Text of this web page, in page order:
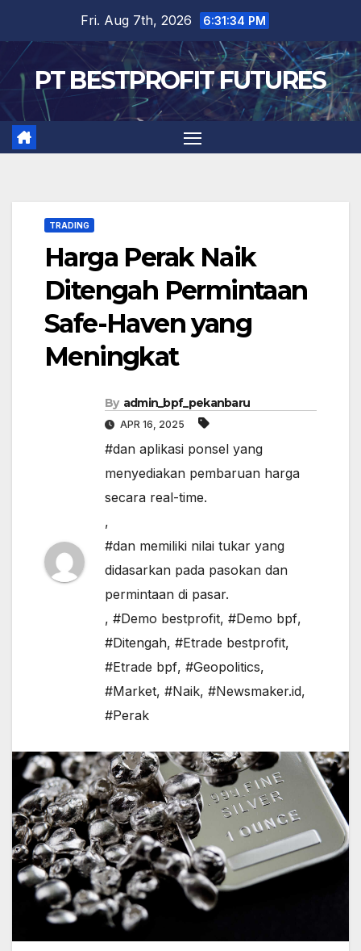
content
Fri. Aug 7th, 2026 6:31:34 PM
PT BESTPROFIT FUTURES
TRADING
Harga Perak Naik
Ditengah Permintaan
Safe-Haven yang
Meningkat
By admin_bpf_pekanbaru
APR 16, 2025
#dan aplikasi ponsel yang
menyediakan pembaruan harga
secara real-time.
,
#dan memiliki nilai tukar yang
didasarkan pada pasokan dan
permintaan di pasar.
, #Demo bestprofit, #Demo bpf,
#Ditengah, #Etrade bestprofit,
#Etrade bpf, #Geopolitics,
#Market, #Naik, #Newsmaker.id,
#Perak